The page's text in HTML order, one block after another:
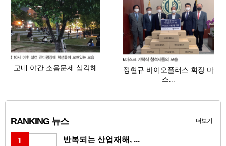
교내 야간 소음문제 심각해
정현규 바이오플러스 회장 마
스...
RANKING 뉴스 더보기
1
반복되는 산업재해, ...